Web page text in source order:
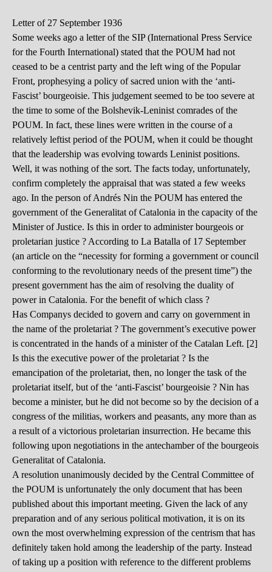
Letter of 27 September 1936
Some weeks ago a letter of the SIP (International Press Service
for the Fourth International) stated that the POUM had not
ceased to be a centrist party and the left wing of the Popular
Front, prophesying a policy of sacred union with the ‘anti-
Fascist’ bourgeoisie. This judgement seemed to be too severe at
the time to some of the Bolshevik-Leninist comrades of the
POUM. In fact, these lines were written in the course of a
relatively leftist period of the POUM, when it could be thought
that the leadership was evolving towards Leninist positions.
Well, it was nothing of the sort. The facts today, unfortunately,
confirm completely the appraisal that was stated a few weeks
ago. In the person of Andrés Nin the POUM has entered the
government of the Generalitat of Catalonia in the capacity of the
Minister of Justice. Is this in order to administer bourgeois or
proletarian justice ? According to La Batalla of 17 September
(an article on the “necessity for forming a government or council
conforming to the revolutionary needs of the present time”) the
present government has the aim of resolving the duality of
power in Catalonia. For the benefit of which class ?
Has Companys decided to govern and carry on government in
the name of the proletariat ? The government’s executive power
is concentrated in the hands of a minister of the Catalan Left. [2]
Is this the executive power of the proletariat ? Is the
emancipation of the proletariat, then, no longer the task of the
proletariat itself, but of the ‘anti-Fascist’ bourgeoisie ? Nin has
become a minister, but he did not become so by the decision of a
congress of the militias, workers and peasants, any more than as
a result of a victorious proletarian insurrection. He became this
following upon negotiations in the antechamber of the bourgeois
Generalitat of Catalonia.
A resolution unanimously decided by the Central Committee of
the POUM is unfortunately the only document that has been
published about this important meeting. Given the lack of any
preparation and of any serious political motivation, it is on its
own the most overwhelming expression of the centrism that has
definitely taken hold among the leadership of the party. Instead
of taking up a position with reference to the different problems